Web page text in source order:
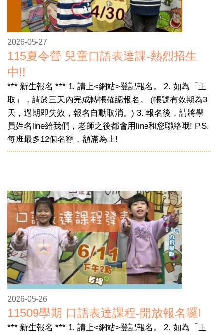
2026-05-27
115夏令營 兒童口語表達課-熱烈招生
中!!
*** 新生報名 *** 1. 請上<網站>登記報名。 2. 如為「正
取」，請於三天內完成轉帳確認報名。 (帳號有效期為3
天，過期即失效，報名自動取消。) 3. 報名後，請將學
員姓名line給我們，老師之後都會用line和您聯絡哦! P.S.
每班最多12個名額，額滿為止!
2026-05-26
11509學期 口語表達課程-開放報名囉!
*** 新生報名 *** 1. 請上<網站>登記報名。 2. 如為「正